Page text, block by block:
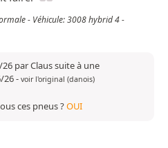
- Véhicule: 3008 hybrid 4 -
par Claus suite à une
26- voir l'original (danois)
ces pneus ?OUI